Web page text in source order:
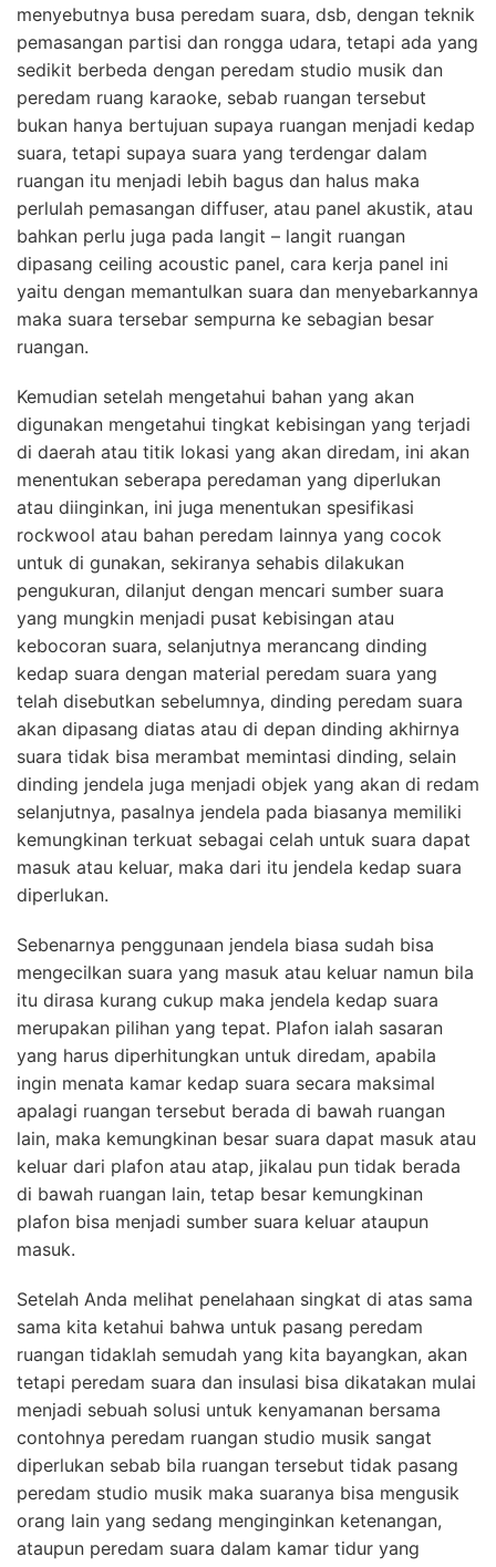
menyebutnya busa peredam suara, dsb, dengan teknik
pemasangan partisi dan rongga udara, tetapi ada yang
sedikit berbeda dengan peredam studio musik dan
peredam ruang karaoke, sebab ruangan tersebut
bukan hanya bertujuan supaya ruangan menjadi kedap
suara, tetapi supaya suara yang terdengar dalam
ruangan itu menjadi lebih bagus dan halus maka
perlulah pemasangan diffuser, atau panel akustik, atau
bahkan perlu juga pada langit – langit ruangan
dipasang ceiling acoustic panel, cara kerja panel ini
yaitu dengan memantulkan suara dan menyebarkannya
maka suara tersebar sempurna ke sebagian besar
ruangan.
Kemudian setelah mengetahui bahan yang akan
digunakan mengetahui tingkat kebisingan yang terjadi
di daerah atau titik lokasi yang akan diredam, ini akan
menentukan seberapa peredaman yang diperlukan
atau diinginkan, ini juga menentukan spesifikasi
rockwool atau bahan peredam lainnya yang cocok
untuk di gunakan, sekiranya sehabis dilakukan
pengukuran, dilanjut dengan mencari sumber suara
yang mungkin menjadi pusat kebisingan atau
kebocoran suara, selanjutnya merancang dinding
kedap suara dengan material peredam suara yang
telah disebutkan sebelumnya, dinding peredam suara
akan dipasang diatas atau di depan dinding akhirnya
suara tidak bisa merambat memintasi dinding, selain
dinding jendela juga menjadi objek yang akan di redam
selanjutnya, pasalnya jendela pada biasanya memiliki
kemungkinan terkuat sebagai celah untuk suara dapat
masuk atau keluar, maka dari itu jendela kedap suara
diperlukan.
Sebenarnya penggunaan jendela biasa sudah bisa
mengecilkan suara yang masuk atau keluar namun bila
itu dirasa kurang cukup maka jendela kedap suara
merupakan pilihan yang tepat. Plafon ialah sasaran
yang harus diperhitungkan untuk diredam, apabila
ingin menata kamar kedap suara secara maksimal
apalagi ruangan tersebut berada di bawah ruangan
lain, maka kemungkinan besar suara dapat masuk atau
keluar dari plafon atau atap, jikalau pun tidak berada
di bawah ruangan lain, tetap besar kemungkinan
plafon bisa menjadi sumber suara keluar ataupun
masuk.
Setelah Anda melihat penelahaan singkat di atas sama
sama kita ketahui bahwa untuk pasang peredam
ruangan tidaklah semudah yang kita bayangkan, akan
tetapi peredam suara dan insulasi bisa dikatakan mulai
menjadi sebuah solusi untuk kenyamanan bersama
contohnya peredam ruangan studio musik sangat
diperlukan sebab bila ruangan tersebut tidak pasang
peredam studio musik maka suaranya bisa mengusik
orang lain yang sedang menginginkan ketenangan,
ataupun peredam suara dalam kamar tidur yang